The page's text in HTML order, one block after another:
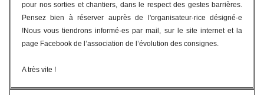
pour nos sorties et chantiers, dans le respect des gestes barrières.
Pensez bien à réserver auprès de l'organisateur·rice désigné·e
!Nous vous tiendrons informé·es par mail, sur le site internet et la
page Facebook de l’association de l’évolution des consignes.
A très vite !